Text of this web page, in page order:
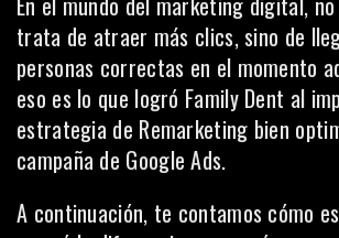
trata de atraer más clics, sino de
personas correctas en el momento
eso es lo que logró Family Dent al
estrategia de Remarketing bien
campaña de Google Ads.
A continuación, te contamos cómo